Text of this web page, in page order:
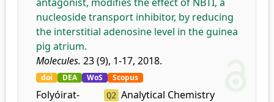
nucleoside transport inhibitor, by reducing
the interstitial adenosine level in the guinea
pig atrium.
Molecules. 23 (9), 1-17, 2018.
doi DEA WoS Scopus
Folyóirat-
Q2 Analytical Chemistry